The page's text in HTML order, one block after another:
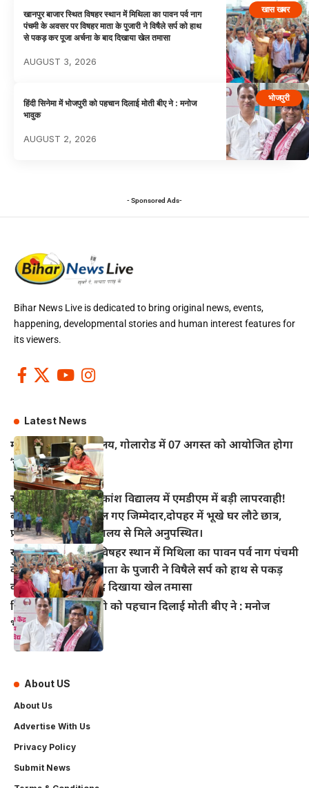
खास खबर
खानपुर बाजार स्थित विषहर स्थान में मिथिला का पावन पर्व नाग
पंचमी के अवसर पर विषहर माता के पुजारी ने विषैले सर्प को हाथ
से पकड़ कर पूजा अर्चना के बाद दिखाया खेल तमासा
AUGUST 3, 2026
भोजपुरी
हिंदी सिनेमा में भोजपुरी को पहचान दिलाई मोती बीए ने : मनोज
भावुक
AUGUST 2, 2026
- Sponsored Ads-
Bihar News Live is dedicated to bring original news, events,
happening, developmental stories and human interest features for
its viewers.
Latest News
महुआ के विद्युत कार्यालय, गोलारोड में 07 अगस्त को आयोजित होगा
‘सोलर मेला–2026’
खानपुर प्रखंड के अधिकांश विद्यालय में एमडीएम में बड़ी लापरवाही!
बच्चों का निवाला निगल गए जिम्मेदार,दोपहर में भूखे घर लौटे छात्र,
प्रधानाध्यापक भी विद्यालय से मिले अनुपस्थित।
खानपुर बाजार स्थित विषहर स्थान में मिथिला का पावन पर्व नाग पंचमी
के अवसर पर विषहर माता के पुजारी ने विषैले सर्प को हाथ से पकड़
कर पूजा अर्चना के बाद दिखाया खेल तमासा
हिंदी सिनेमा में भोजपुरी को पहचान दिलाई मोती बीए ने : मनोज
भावुक
About US
About Us
Advertise With Us
Privacy Policy
Submit News